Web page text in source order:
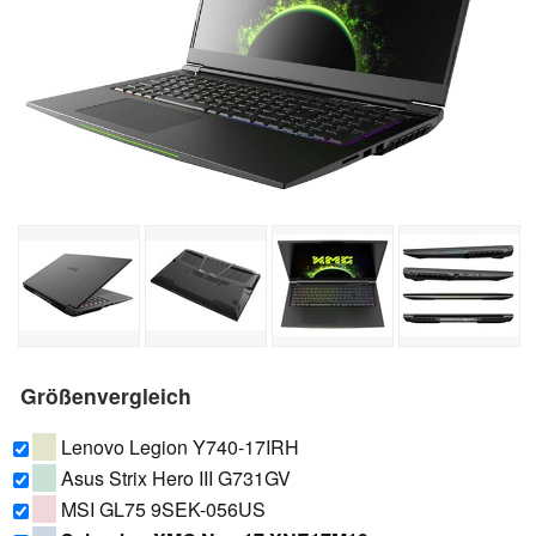
Größenvergleich
Lenovo Legion Y740-17IRH
Asus Strix Hero III G731GV
MSI GL75 9SEK-056US